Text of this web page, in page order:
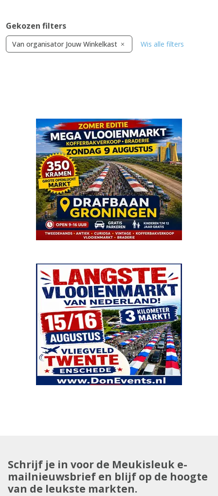
Gekozen filters
Van organisator Jouw Winkelkast Wis alle filters
Schrijf je in voor de Meukisleuk e-
mailnieuwsbrief en blijf op de hoogte
van de leukste markten.